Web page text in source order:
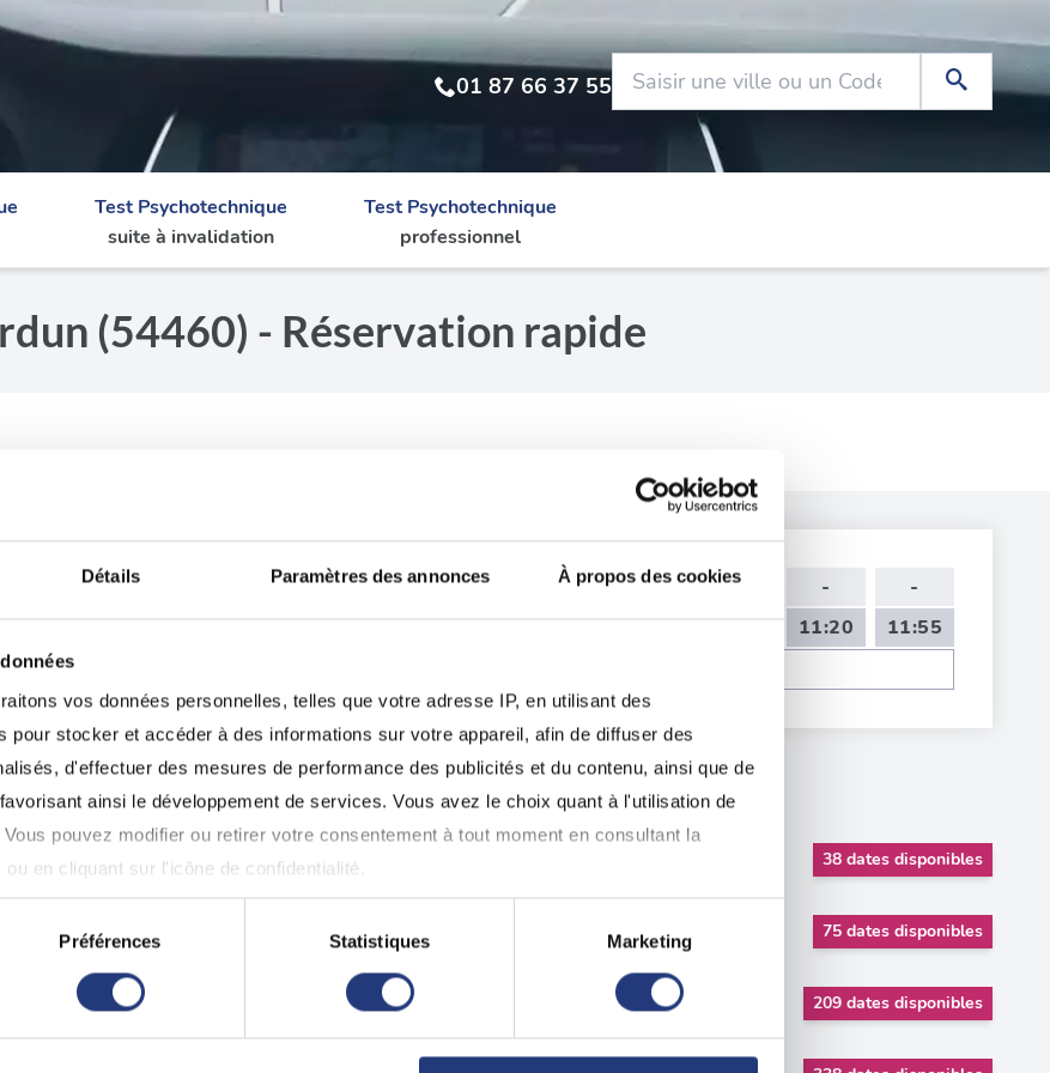
Détails Paramètres des annonces À propos des cookies
vos données personnelles, telles que votre adresse IP, en utilisant des
pour stocker et accéder à des informations sur votre appareil, afin de diffuser des
d'effectuer des mesures de performance des publicités et du contenu, ainsi que de
ainsi le développement de services. Vous avez le choix quant à l'utilisation de
pouvez modifier ou retirer votre consentement à tout moment en consultant la
en cliquant sur l'icône de confidentialité.
également :
votre localisation géographique qui peuvent être précises à plusieurs mètres près
activement pour en relever les caractéristiques spécifiques (empreintes
Préférences Statistiques Marketing
01 87 66 37 55
Test Psychotechnique
suite à invalidation
Test Psychotechnique
professionnel
(54460) - Réservation rapide
du 26ème R. I., 54000 Nancy
mardi 15:20 15:55 - - -
mercredi 09:35 10:10 10:45 11:20
11:55
38 dates disponibles
75 dates disponibles
209 dates disponibles